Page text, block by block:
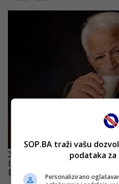
SOP.BA traži vašu
podataka za
Personalizirano